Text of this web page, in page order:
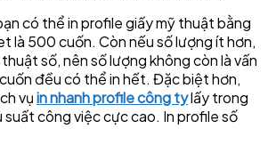
có thể in profile giấy mỹ thuật bằng
là 500 cuốn. Còn nếu số lượng ít hơn,
số, nên số lượng không còn là vấn
đều có thể in hết. Đặc biệt hơn,
vụin nhanh profile công tylấy trong
suất công việc cực cao. In profile số